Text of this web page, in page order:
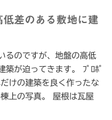
差のある敷地に建
るのですが、地盤の高低
築が迫ってきます。 ﾌﾟﾛﾎﾟ
けの建築を良く作ったな
上の写真。 屋根は瓦屋